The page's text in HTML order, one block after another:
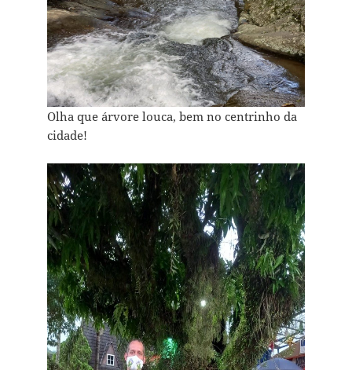
Olha que árvore louca, bem no centrinho da
cidade!